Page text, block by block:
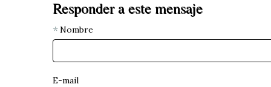
Responder a este mensaje
Nombre
E-mail